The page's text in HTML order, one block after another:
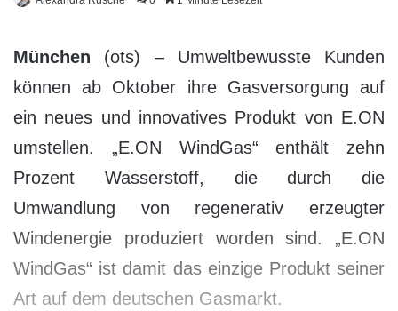
München (ots) – Umweltbewusste Kunden
können ab Oktober ihre Gasversorgung auf
ein neues und innovatives Produkt von E.ON
umstellen. „E.ON WindGas“ enthält zehn
Prozent Wasserstoff, die durch die
Umwandlung von regenerativ erzeugter
Windenergie produziert worden sind. „E.ON
WindGas“ ist damit das einzige Produkt seiner
Art auf dem deutschen Gasmarkt.